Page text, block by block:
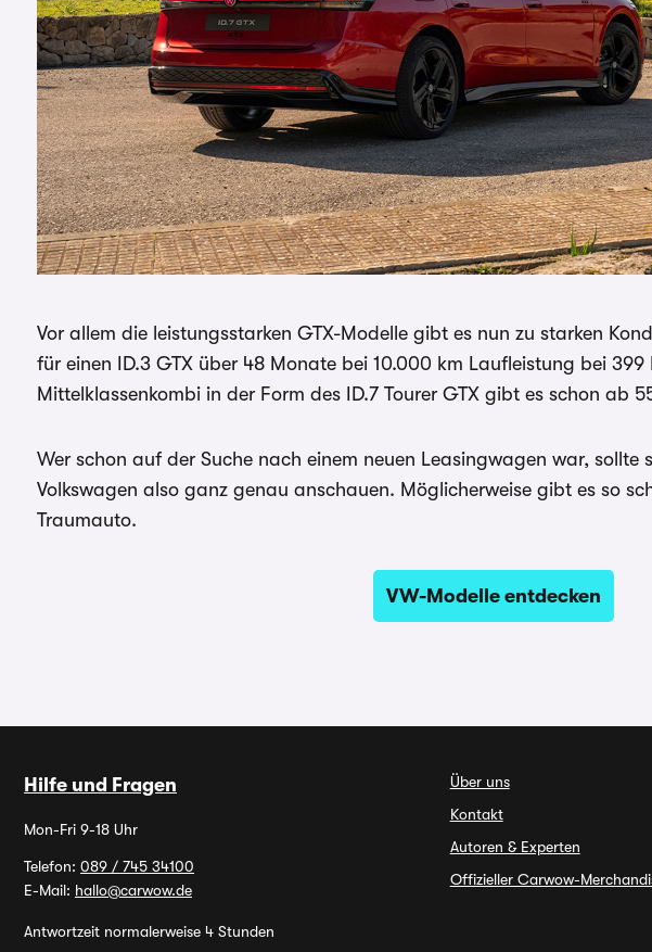
Vor allem die leistungsstarken GTX-Modelle gibt es nun zu starken
für einen ID.3 GTX über 48 Monate bei 10.000 km Laufleistung bei
Mittelklassenkombi in der Form des ID.7 Tourer GTX gibt es schon ab
Wer schon auf der Suche nach einem neuen Leasingwagen war, sollte
Volkswagen also ganz genau anschauen. Möglicherweise gibt es so
Traumauto.
VW-Modelle entdecken
Hilfe und Fragen
Mon-Fri 9-18 Uhr
Telefon: 089 / 745 34100
E-Mail: hallo@carwow.de
Antwortzeit normalerweise 4 Stunden
Über uns
Kontakt
Autoren & Experten
Offizieller Carwow-